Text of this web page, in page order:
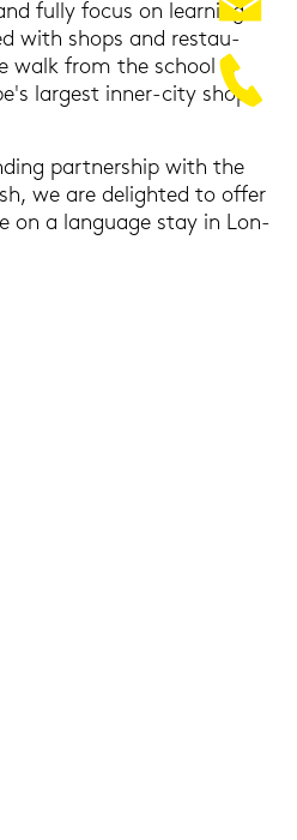
fully focus on lear­ning
with shops and re­stau­
walk from the school is
lar­gest inner-​city shop­
part­nership with the
we are de­ligh­ted to offer
on a lan­guage stay in Lon­